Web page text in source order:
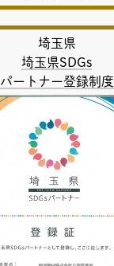
埼玉県
埼玉県SDGs
パートナー登録制度